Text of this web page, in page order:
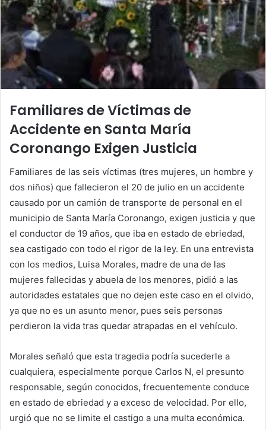
Familiares de Víctimas de
Accidente en Santa María
Coronango Exigen Justicia
Familiares de las seis víctimas (tres mujeres, un hombre y
dos niños) que fallecieron el 20 de julio en un accidente
causado por un camión de transporte de personal en el
municipio de Santa María Coronango, exigen justicia y que
el conductor de 19 años, que iba en estado de ebriedad,
sea castigado con todo el rigor de la ley. En una entrevista
con los medios, Luisa Morales, madre de una de las
mujeres fallecidas y abuela de los menores, pidió a las
autoridades estatales que no dejen este caso en el olvido,
ya que no es un asunto menor, pues seis personas
perdieron la vida tras quedar atrapadas en el vehículo.
Morales señaló que esta tragedia podría sucederle a
cualquiera, especialmente porque Carlos N, el presunto
responsable, según conocidos, frecuentemente conduce
en estado de ebriedad y a exceso de velocidad. Por ello,
urgió que no se limite el castigo a una multa económica.